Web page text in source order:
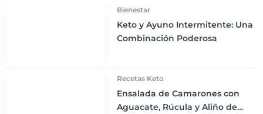
Bienestar
Keto y Ayuno Intermitente: Una
Combinación Poderosa
Recetas Keto
Ensalada de Camarones con
Aguacate, Rúcula y Aliño de